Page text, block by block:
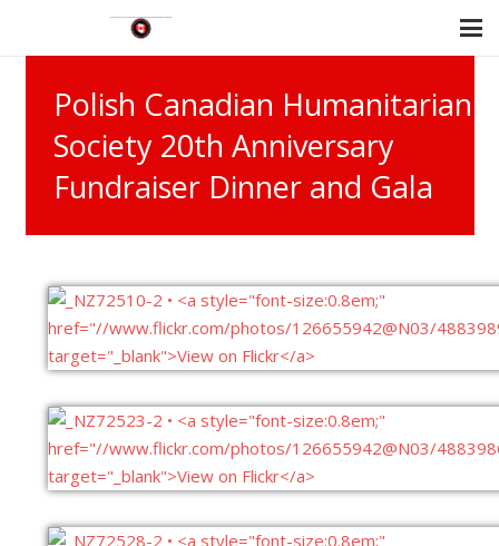
Polish Canadian Humanitarian
Society 20th Anniversary
Fundraiser Dinner and Gala